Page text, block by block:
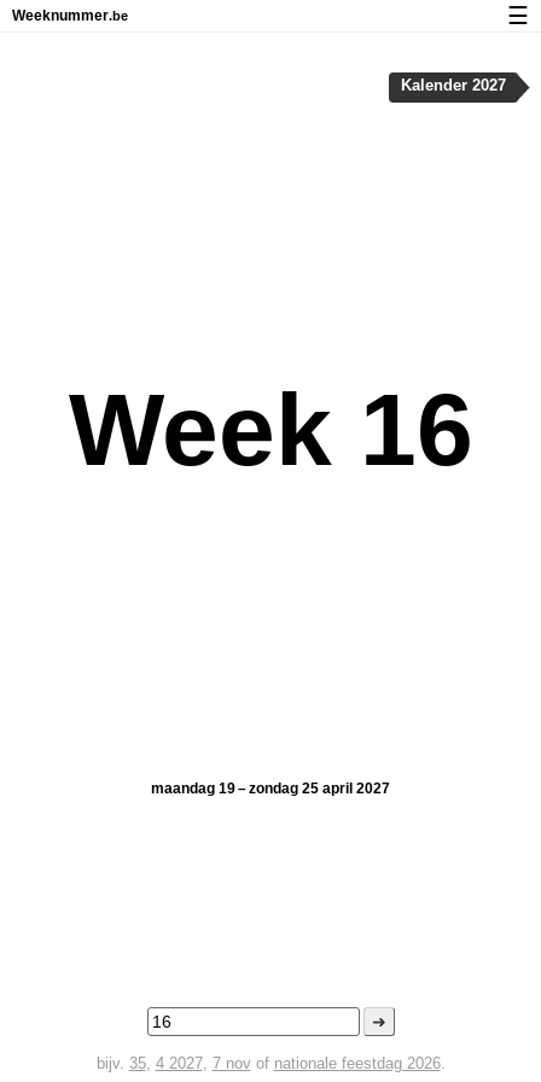
Week 16
maandag 19 – zondag 25 april 2027
➜
bijv. 35, 4 2027, 7 novof nationale feestdag 2026.
Kalender 2027
Weeknummer.be ☰